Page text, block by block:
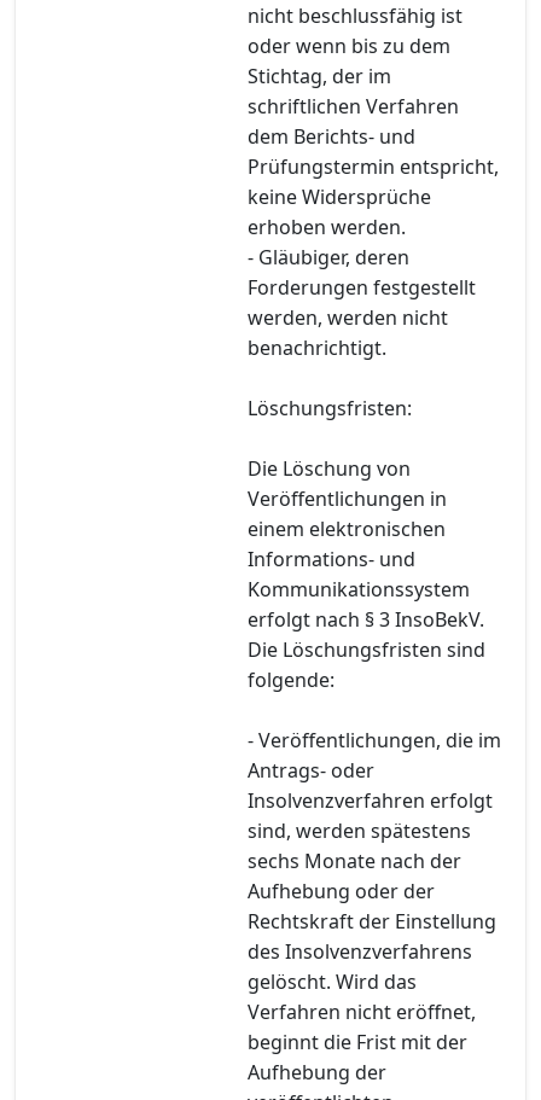
nicht beschlussfähig ist
oder wenn bis zu dem
Stichtag, der im
schriftlichen Verfahren
dem Berichts- und
Prüfungstermin entspricht,
keine Widersprüche
erhoben werden.
- Gläubiger, deren
Forderungen festgestellt
werden, werden nicht
benachrichtigt.
Löschungsfristen:
Die Löschung von
Veröffentlichungen in
einem elektronischen
Informations- und
Kommunikationssystem
erfolgt nach § 3 InsoBekV.
Die Löschungsfristen sind
folgende:
- Veröffentlichungen, die im
Antrags- oder
Insolvenzverfahren erfolgt
sind, werden spätestens
sechs Monate nach der
Aufhebung oder der
Rechtskraft der Einstellung
des Insolvenzverfahrens
gelöscht. Wird das
Verfahren nicht eröffnet,
beginnt die Frist mit der
Aufhebung der